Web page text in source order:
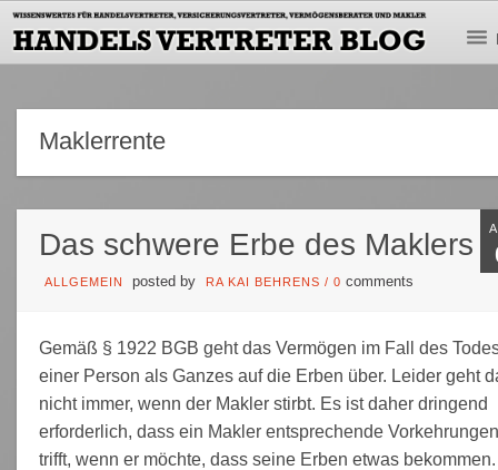
Maklerrente
Das schwere Erbe des Maklers
ALLGEMEIN posted by RA KAI BEHRENS / 0 comments
Gemäß § 1922 BGB geht das Vermögen im Fall des
einer Person als Ganzes auf die Erben über. Leider geht
nicht immer, wenn der Makler stirbt. Es ist daher dringend
erforderlich, dass ein Makler entsprechende Vorkehrungen
trifft, wenn er möchte, dass seine Erben etwas bekommen.